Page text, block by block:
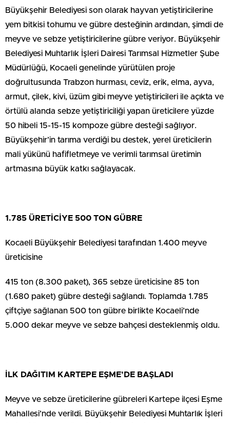
Büyükşehir Belediyesi son olarak hayvan yetiştiricilerine
yem bitkisi tohumu ve gübre desteğinin ardından, şimdi de
meyve ve sebze yetiştiricilerine gübre veriyor. Büyükşehir
Belediyesi Muhtarlık İşleri Dairesi Tarımsal Hizmetler Şube
Müdürlüğü, Kocaeli genelinde yürütülen proje
doğrultusunda Trabzon hurması, ceviz, erik, elma, ayva,
armut, çilek, kivi, üzüm gibi meyve yetiştiricileri ile açıkta ve
örtülü alanda sebze yetiştiriciliği yapan üreticilere yüzde
50 hibeli 15-15-15 kompoze gübre desteği sağlıyor.
Büyükşehir’in tarıma verdiği bu destek, yerel üreticilerin
mali yükünü hafifletmeye ve verimli tarımsal üretimin
artmasına büyük katkı sağlayacak.
1.785 ÜRETİCİYE 500 TON GÜBRE
Kocaeli Büyükşehir Belediyesi tarafından 1.400 meyve
üreticisine
415 ton (8.300 paket), 365 sebze üreticisine 85 ton
(1.680 paket) gübre desteği sağlandı. Toplamda 1.785
çiftçiye sağlanan 500 ton gübre birlikte Kocaeli’nde
5.000 dekar meyve ve sebze bahçesi desteklenmiş oldu.
İLK DAĞITIM KARTEPE EŞME’DE BAŞLADI
Meyve ve sebze üreticilerine gübreleri Kartepe ilçesi Eşme
Mahallesi’nde verildi. Büyükşehir Belediyesi Muhtarlık İşleri